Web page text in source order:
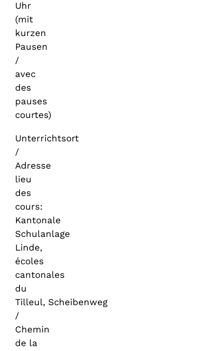
Uhr
(mit
kurzen
Pausen
/
avec
des
pauses
courtes)
Unterrichtsort
/
Adresse
lieu
des
cours:
Kantonale
Schulanlage
Linde,
écoles
cantonales
du
Tilleul, Scheibenweg
/
Chemin
de la